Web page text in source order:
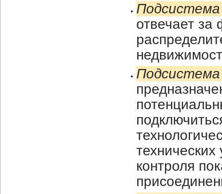
Подсистема
отвечает
Подсистема
контроля